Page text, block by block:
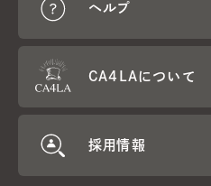
ヘルプ
CA4LAについて
採用情報